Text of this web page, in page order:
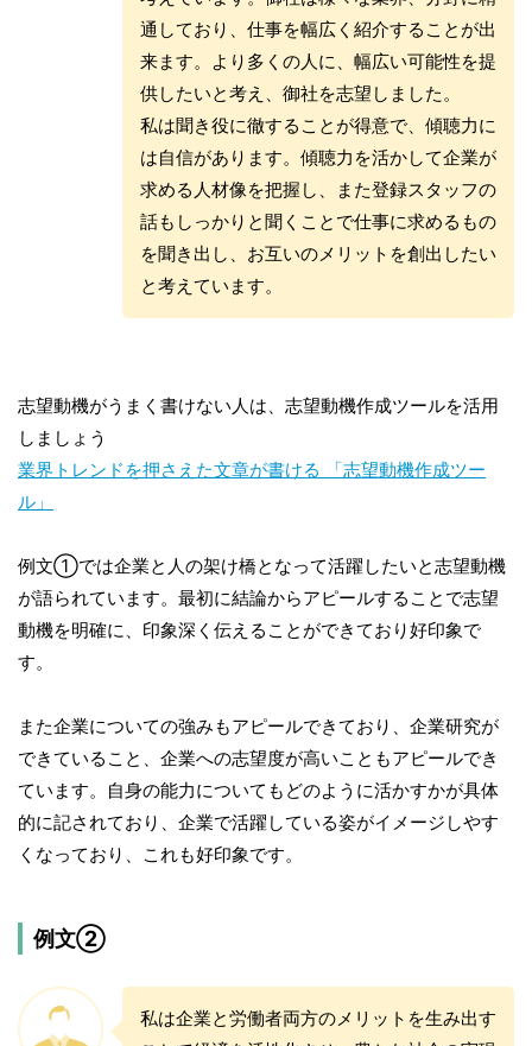
通しており、仕事を幅広く紹介することが出
来ます。より多くの人に、幅広い可能性を提
供したいと考え、御社を志望しました。
私は聞き役に徹することが得意で、傾聴力に
は自信があります。傾聴力を活かして企業が
求める人材像を把握し、また登録スタッフの
話もしっかりと聞くことで仕事に求めるもの
を聞き出し、お互いのメリットを創出したい
と考えています。
志望動機がうまく書けない人は、志望動機作成ツールを活用
しましょう
業界トレンドを押さえた文章が書ける 「志望動機作成ツー
ル」
例文①では企業と人の架け橋となって活躍したいと志望動機
が語られています。最初に結論からアピールすることで志望
動機を明確に、印象深く伝えることができており好印象で
す。
また企業についての強みもアピールできており、企業研究が
できていること、企業への志望度が高いこともアピールでき
ています。自身の能力についてもどのように活かすかが具体
的に記されており、企業で活躍している姿がイメージしやす
くなっており、これも好印象です。
例文②
私は企業と労働者両方のメリットを生み出す